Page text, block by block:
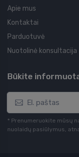
Apie mus
Kontaktai
Parduotuvė
Nuotolinė konsultacija
Būkite
* Prenumeruokite mūsų
nuolaidų pasiūlymus,